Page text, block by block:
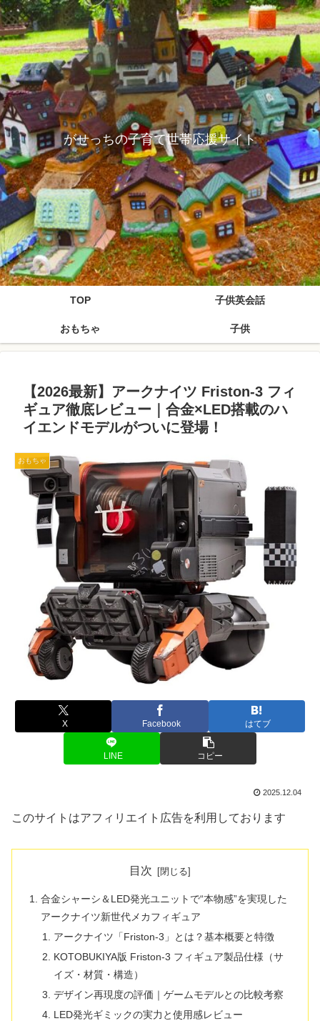
がせっちの子育て世帯応援サイト
TOP 子供英会話
おもちゃ 子供
【2026最新】アークナイツ Friston-3 フィ
ギュア徹底レビュー｜合金×LED搭載のハ
イエンドモデルがついに登場！
おもちゃ
X Facebook はてブ
LINE コピー
2025.12.04
このサイトはアフィリエイト広告を利用しております
目次
合金シャーシ＆LED発光ユニットで“本物感”を実現した
アークナイツ新世代メカフィギュア
アークナイツ「Friston-3」とは？基本概要と特徴
KOTOBUKIYA版 Friston-3 フィギュア製品仕様（サ
イズ・材質・構造）
デザイン再現度の評価｜ゲームモデルとの比較考察
LED発光ギミックの実力と使用感レビュー